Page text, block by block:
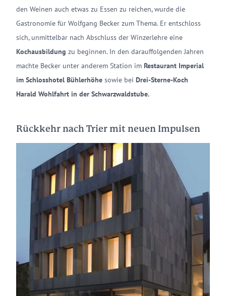
den Weinen auch etwas zu Essen zu reichen, wurde die
Gastronomie für Wolfgang Becker zum Thema. Er entschloss
sich, unmittelbar nach Abschluss der Winzerlehre eine
Kochausbildung zu beginnen. In den darauffolgenden Jahren
machte Becker unter anderem Station im Restaurant Imperial
im Schlosshotel Bühlerhöhe sowie bei Drei-Sterne-Koch
Harald Wohlfahrt in der Schwarzwaldstube.
Rückkehr nach Trier mit neuen Impulsen